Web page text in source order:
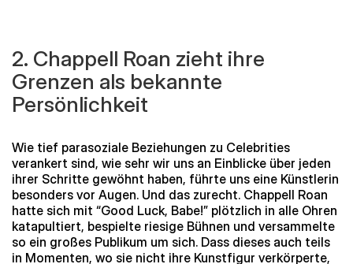
2. Chappell Roan zieht ihre
Grenzen als bekannte
Persönlichkeit
Wie tief parasoziale Beziehungen zu Celebrities
verankert sind, wie sehr wir uns an Einblicke über jeden
ihrer Schritte gewöhnt haben, führte uns eine Künstlerin
besonders vor Augen. Und das zurecht. Chappell Roan
hatte sich mit “Good Luck, Babe!” plötzlich in alle Ohren
katapultiert, bespielte riesige Bühnen und versammelte
so ein großes Publikum um sich. Dass dieses auch teils
in Momenten, wo sie nicht ihre Kunstfigur verkörperte,